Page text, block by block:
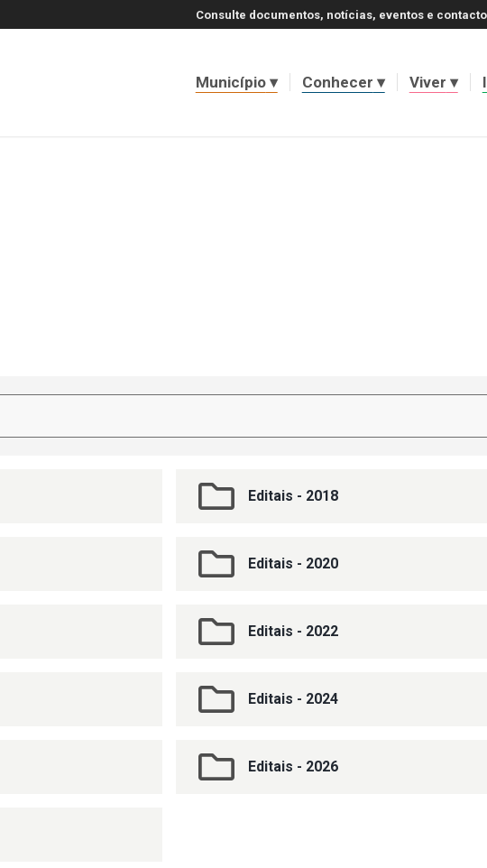
Consulte documentos, notícias, eventos e
Município Conhecer Viver
Editais - 2018
Editais - 2020
Editais - 2022
Editais - 2024
Editais - 2026